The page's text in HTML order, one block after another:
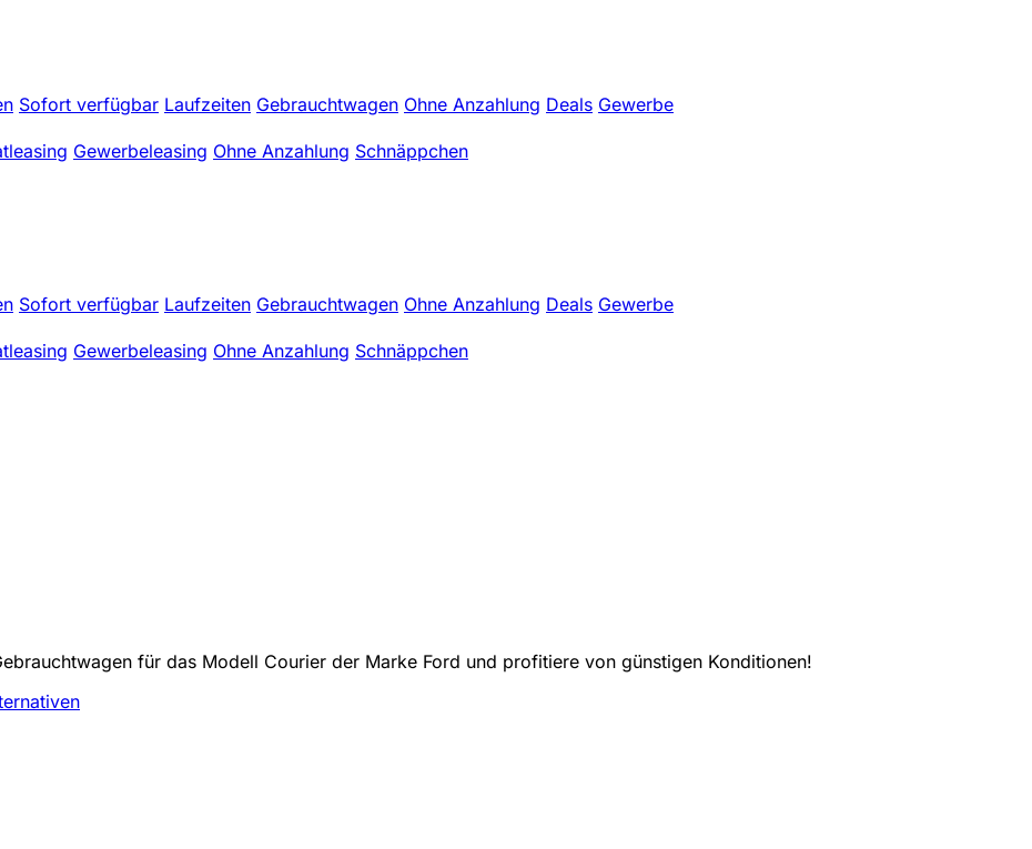
Sofort verfügbar Laufzeiten Gebrauchtwagen Ohne Anzahlung Deals Gewerbe
Gewerbeleasing Ohne Anzahlung Schnäppchen
Sofort verfügbar Laufzeiten Gebrauchtwagen Ohne Anzahlung Deals Gewerbe
Gewerbeleasing Ohne Anzahlung Schnäppchen
für das Modell Courier der Marke Ford und profitiere von günstigen Konditionen!